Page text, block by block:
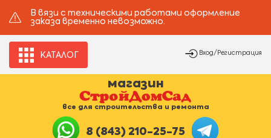
В вязи с техническими работами оформление
заказа временно невозможно.
КАТАЛОГ Вход/Регистрация
магазин
все для строительства и ремонта
8 (843) 210-25-75